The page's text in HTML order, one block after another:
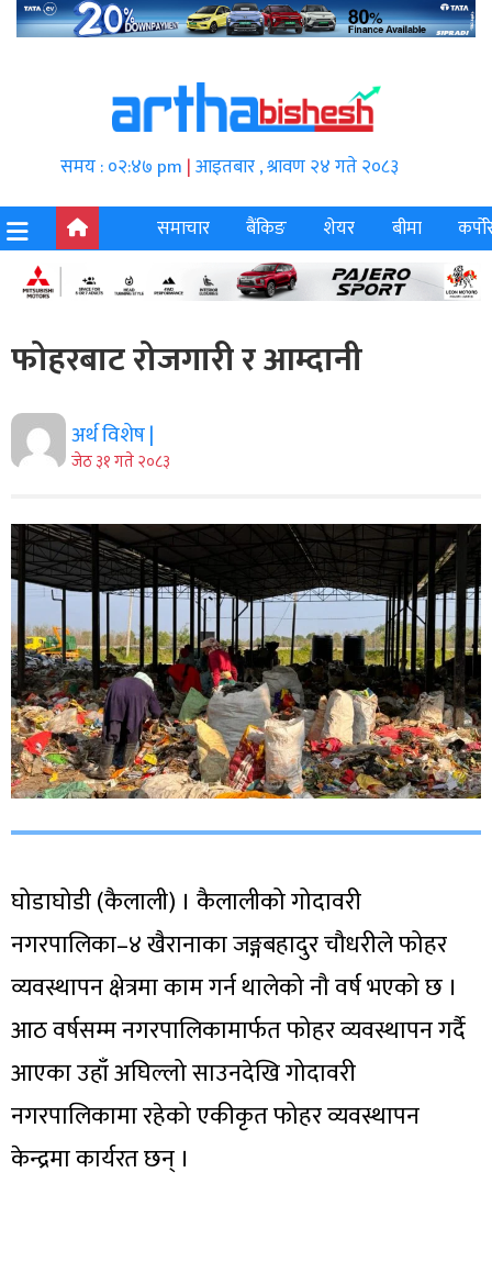
समय : ०२:४७ pm |आइतबार , श्रावण २४ गते २०८३
समाचार
बैंकिङ शेयर बीमा
फोहरबाट रोजगारी र आम्दानी
अर्थ विशेष |
जेठ ३१ गते २०८३
घोडाघोडी (कैलाली) । कैलालीको गोदावरी
नगरपालिका–४ खैरानाका जङ्गबहादुर चौधरीले फोहर
व्यवस्थापन क्षेत्रमा काम गर्न थालेको नौ वर्ष भएको छ ।
आठ वर्षसम्म नगरपालिकामार्फत फोहर व्यवस्थापन गर्दै
आएका उहाँ अघिल्लो साउनदेखि गोदावरी
नगरपालिकामा रहेको एकीकृत फोहर व्यवस्थापन
केन्द्रमा कार्यरत छन् ।